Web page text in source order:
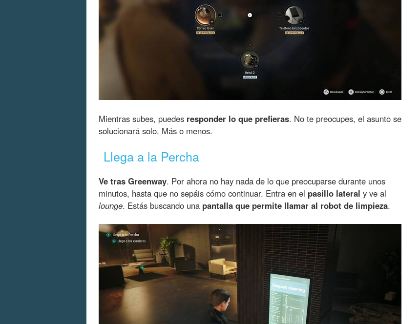
Mientras subes, puedes responder lo que prefieras. No te preocupes, el asunto se
solucionará solo. Más o menos.
Llega a la Percha
Ve tras Greenway. Por ahora no hay nada de lo que preocuparse durante unos
minutos, hasta que no sepáis cómo continuar. Entra en el pasillo lateral y ve al
lounge. Estás buscando una pantalla que permite llamar al robot de limpieza.